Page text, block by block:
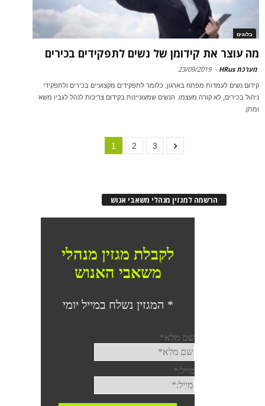
בלוגים
מה עוצר את קידומן של נשים לתפקידים בכירים
מערכת HRus -
23/09/2019
קידום נשים לעמדות מפתח בארגון, כלומר לתפקידים מקצועיים בכירים ולתפקידי
ניהול בכירים, לא קורה מעצמו. הנשים שמעוניינות בקידום צריכות לנהל לגביו משא
ומתן.
1 2 3
הרשמה למגזין מנהלי משאבי אנוש